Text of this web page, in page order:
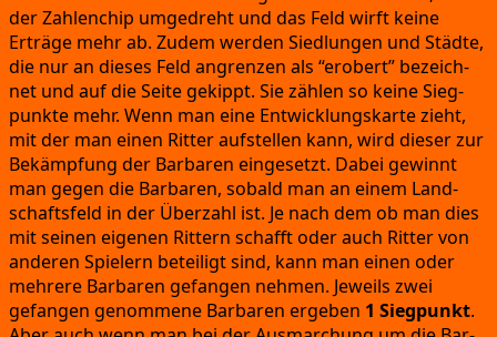
der Zah­len­chip umge­dreht und das Feld wirft kei­ne
Erträ­ge mehr ab. Zudem wer­den Sied­lun­gen und Städ­te,
die nur an die­ses Feld angren­zen als “erobert” bezeich­
net und auf die Sei­te gekippt. Sie zäh­len so kei­ne Sieg­
punk­te mehr. Wenn man eine Ent­wick­lungs­kar­te zieht,
mit der man einen Rit­ter auf­stel­len kann, wird die­ser zur
Bekämp­fung der Bar­ba­ren ein­ge­setzt. Dabei gewinnt
man gegen die Bar­ba­ren, sobald man an einem Land­
schafts­feld in der Über­zahl ist. Je nach dem ob man dies
mit sei­nen eige­nen Rit­tern schafft oder auch Rit­ter von
ande­ren Spie­lern betei­ligt sind, kann man einen oder
meh­re­re Bar­ba­ren gefan­gen neh­men. Jeweils zwei
gefan­gen genom­me­ne Bar­ba­ren erge­ben 1 Sieg­punkt.